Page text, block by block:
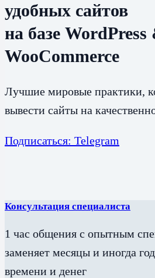
удобных сайтов
на базе WordPress
WooCommerce
Лучшие мировые практики,
вывести сайты на
Подписаться: Telegram
Консультация специалиста
1 час общения с опытным
заменяет месяцы и иногда
времени и денег